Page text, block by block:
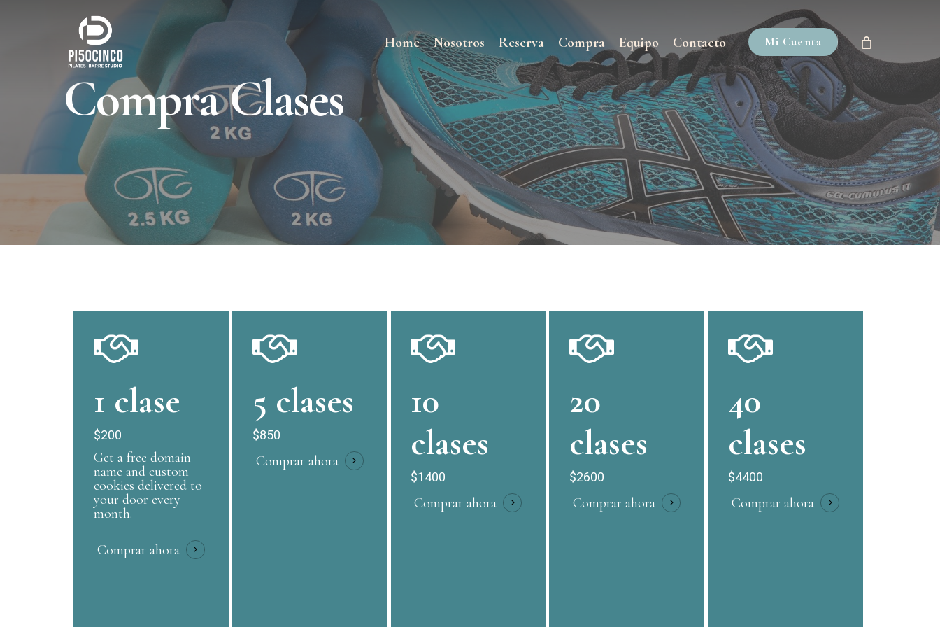
Home Nosotros Reserva Compra Equipo Contacto
Compra Clases
1 clase
$200
Get a free domain
name and custom
cookies delivered to
your door every
month.
Comprar ahora
5 clases
$850
Comprar ahora
10
clases
$1400
Comprar ahora
20
clases
$2600
Comprar ahora
40
clases
$4400
Comprar ahora